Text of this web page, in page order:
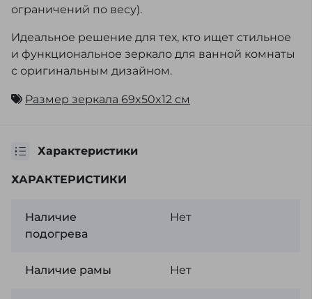
ограничений по весу).
Идеальное решение для тех, кто ищет стильное
и функциональное зеркало для ванной комнаты
с оригинальным дизайном.
Размер зеркала 69x50x12 см
Характеристики
ХАРАКТЕРИСТИКИ
Наличие
подогрева
Нет
Наличие рамы Нет